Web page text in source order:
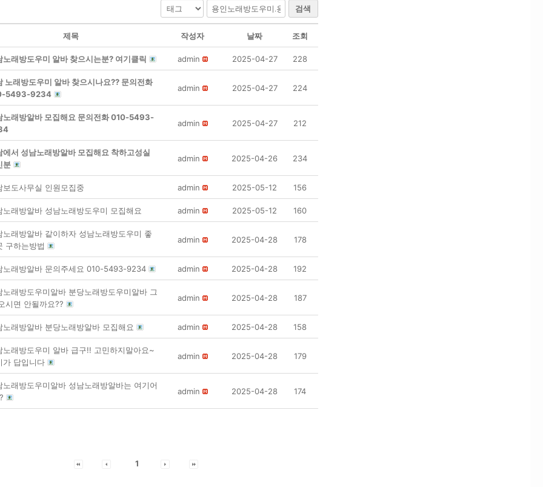
검색
제목 작성자 날짜 조회
노래방도우미 알바 찾으시는분? 여기클릭 admin 2025-04-27 228
노래방도우미 알바 찾으시나요?? 문의전화
5493-9234
admin 2025-04-27 224
노래방알바 모집해요 문의전화 010-5493-
admin 2025-04-27 212
에서 성남노래방알바 모집해요 착하고성실
분
admin 2025-04-26 234
보도사무실 인원모집중 admin 2025-05-12 156
노래방알바 성남노래방도우미 모집해요 admin 2025-05-12 160
노래방알바 같이하자 성남노래방도우미 좋
구하는방법
admin 2025-04-28 178
노래방알바 문의주세요 010-5493-9234 admin 2025-04-28 192
노래방도우미알바 분당노래방도우미알바 그
시면 안될까요??
admin 2025-04-28 187
노래방알바 분당노래방알바 모집해요 admin 2025-04-28 158
노래방도우미 알바 급구!! 고민하지말아요~
가 답입니다
admin 2025-04-28 179
노래방도우미알바 성남노래방알바는 여기어
admin 2025-04-28 174
1